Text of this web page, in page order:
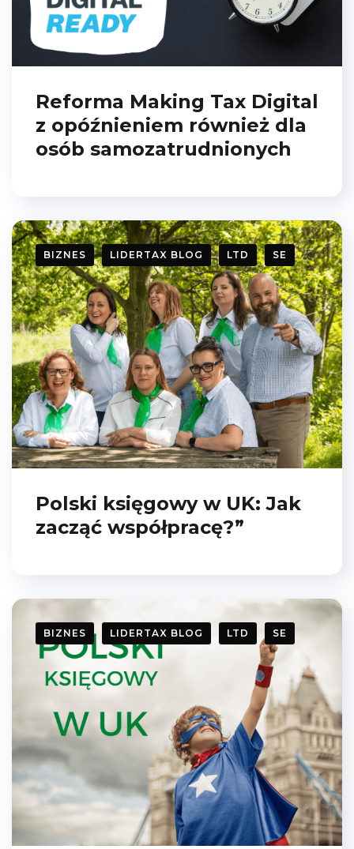
Reforma Making Tax Digital
z opóźnieniem również dla
osób samozatrudnionych
BIZNES LIDERTAX BLOG LTD SE
Polski księgowy w UK: Jak
zacząć współpracę?”
BIZNES LIDERTAX BLOG LTD SE
Pobierz darmowego
E-booka
Zostaw swoje dane i
pobierz Poradnik
Przedsiębiorcy - aż 35
stron praktycznej
wiedzy!
Zamknij to okno